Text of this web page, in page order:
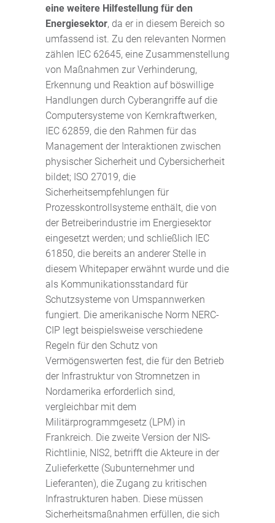
eine weitere Hilfestellung für den
Energiesektor, da er in diesem Bereich so
umfassend ist. Zu den relevanten Normen
zählen IEC 62645, eine Zusammenstellung
von Maßnahmen zur Verhinderung,
Erkennung und Reaktion auf böswillige
Handlungen durch Cyberangriffe auf die
Computersysteme von Kernkraftwerken,
IEC 62859, die den Rahmen für das
Management der Interaktionen zwischen
physischer Sicherheit und Cybersicherheit
bildet; ISO 27019, die
Sicherheitsempfehlungen für
Prozesskontrollsysteme enthält, die von
der Betreiberindustrie im Energiesektor
eingesetzt werden; und schließlich IEC
61850, die bereits an anderer Stelle in
diesem Whitepaper erwähnt wurde und die
als Kommunikationsstandard für
Schutzsysteme von Umspannwerken
fungiert. Die amerikanische Norm NERC-
CIP legt beispielsweise verschiedene
Regeln für den Schutz von
Vermögenswerten fest, die für den Betrieb
der Infrastruktur von Stromnetzen in
Nordamerika erforderlich sind,
vergleichbar mit dem
Militärprogrammgesetz (LPM) in
Frankreich. Die zweite Version der NIS-
Richtlinie, NIS2, betrifft die Akteure in der
Zulieferkette (Subunternehmer und
Lieferanten), die Zugang zu kritischen
Infrastrukturen haben. Diese müssen
Sicherheitsmaßnahmen erfüllen, die sich